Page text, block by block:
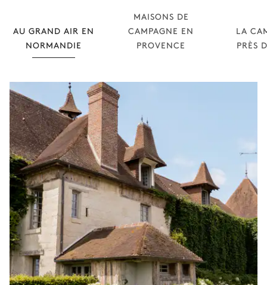
AU GRAND AIR EN
NORMANDIE
MAISONS DE
CAMPAGNE EN
PROVENCE
LA
PRÈS